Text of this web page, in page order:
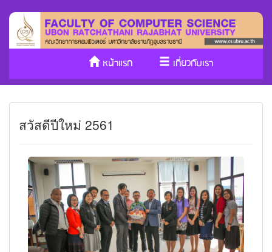
หน้าแรก
เกี่ยวกับเรา
ประกันคุณภาพ
SDGs
สวัสดีปีใหม่ 2561